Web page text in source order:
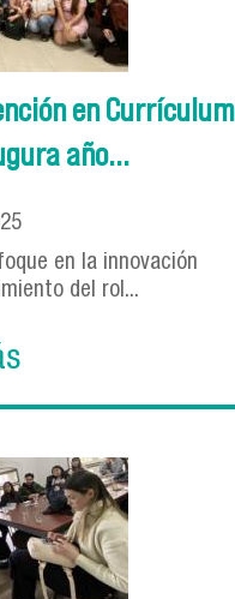
en Currículum
año...
en la innovación
del rol...